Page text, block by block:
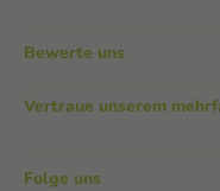
Bewerte uns
Vertraue unserem
Folge uns